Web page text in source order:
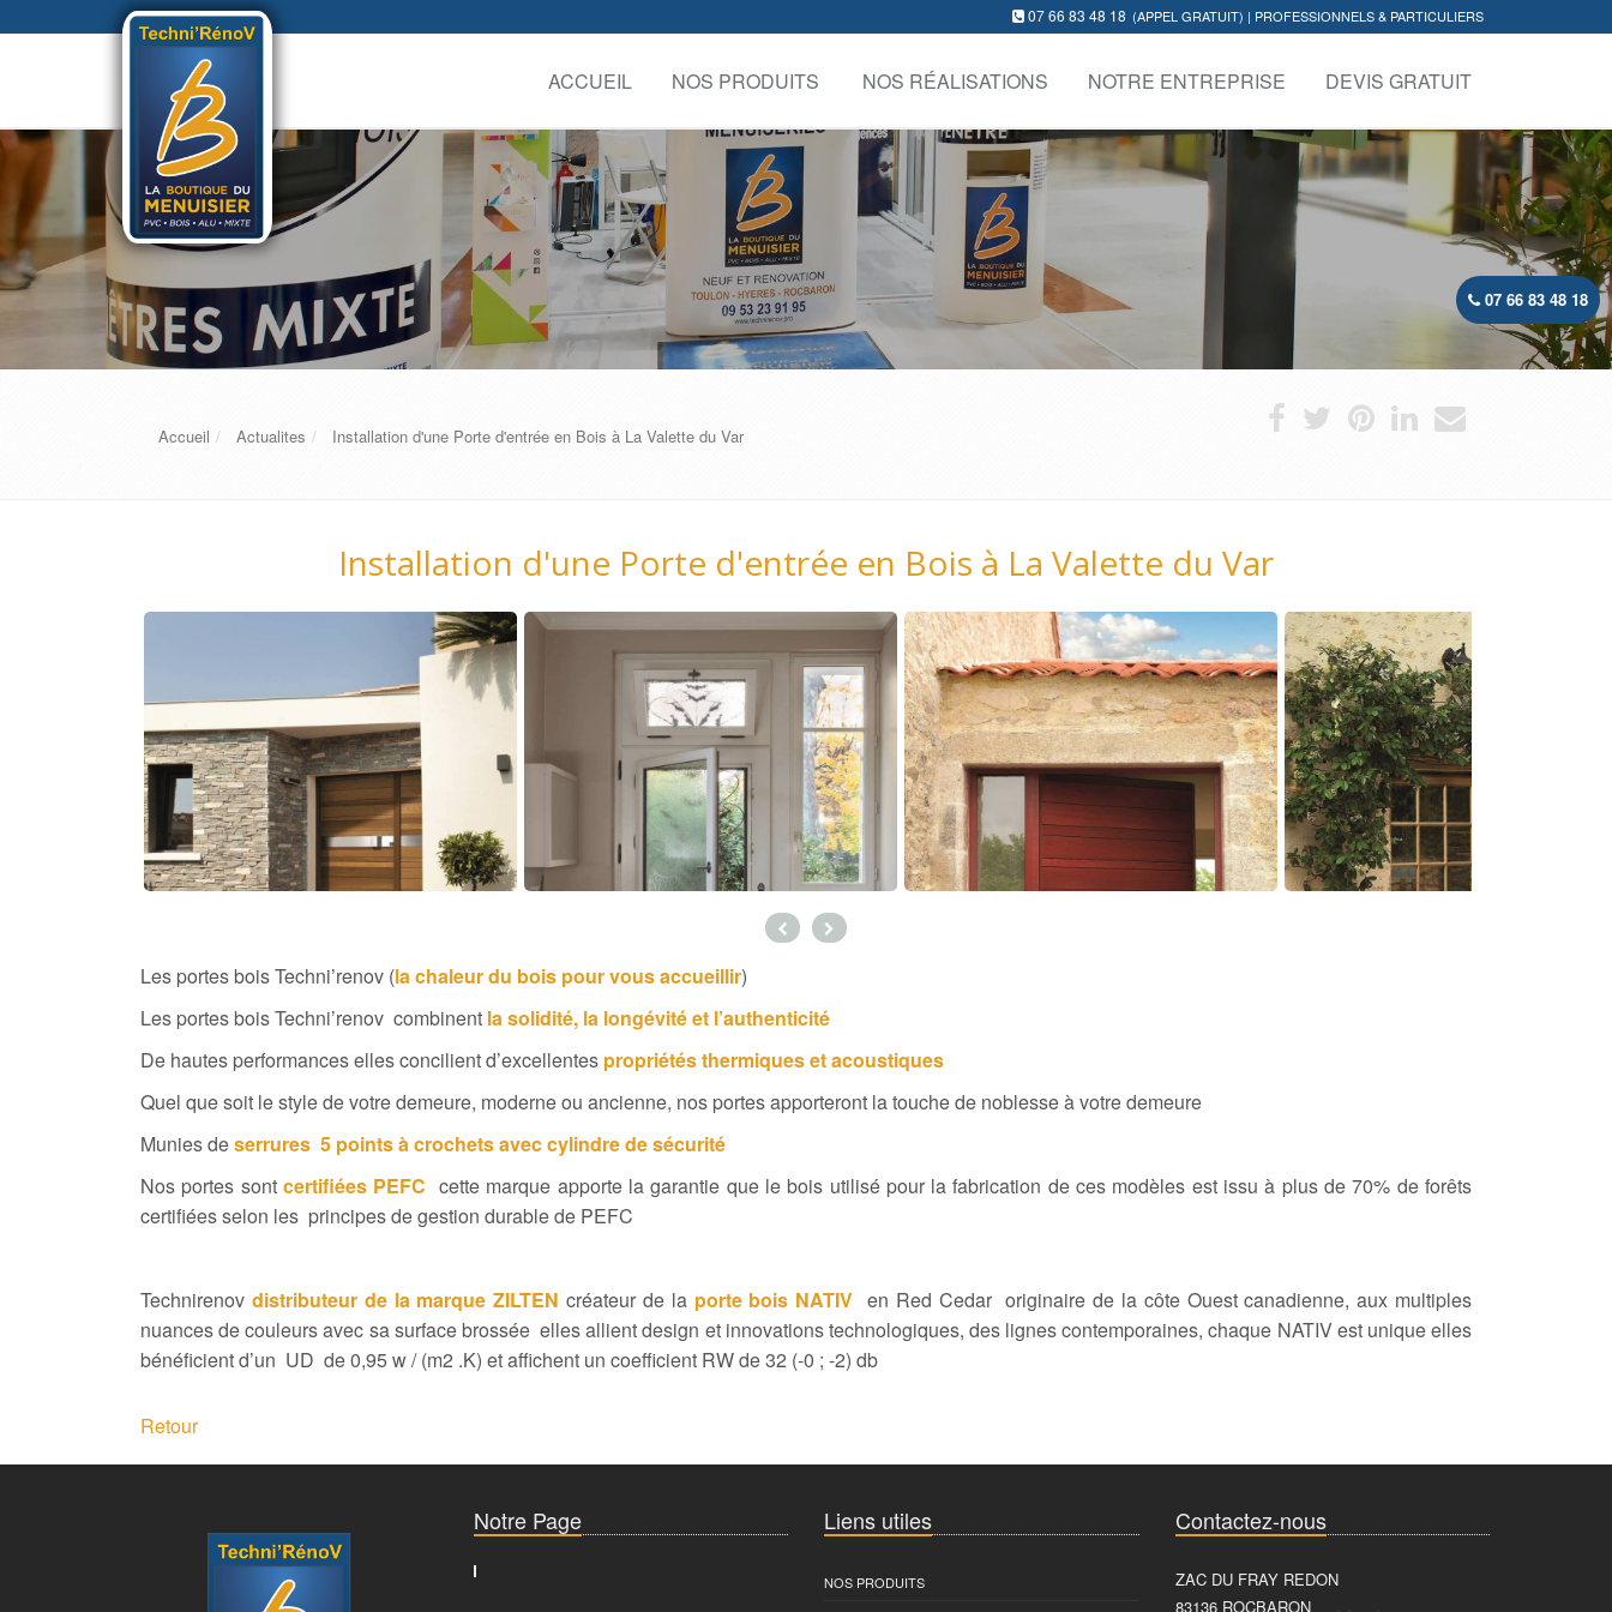
(APPEL GRATUIT) | PROFESSIONNELS & PARTICULIERS
07 66 83 48 18
ACCUEIL NOS PRODUITS NOS RÉALISATIONS NOTRE ENTREPRISE DEVIS GRATUIT
Accueil Actualites Installation d'une Porte d'entrée en Bois à La Valette du Var
Installation d'une Porte d'entrée en Bois à La Valette du Var
Les portes bois Techni’renov (la chaleur du bois pour vous accueillir)
Les portes bois Techni’renov combinent la solidité, la longévité et l’authenticité
De hautes performances elles concilient d’excellentes propriétés thermiques et acoustiques
Quel que soit le style de votre demeure, moderne ou ancienne, nos portes apporteront la touche de noblesse à votre demeure
Munies deserrures 5 points à crochets avec cylindre de sécurité
Nos portes sont certifiées PEFC cette marque apporte la garantie que le bois utilisé pour la fabrication de ces modèles est issu à plus de 70% de forêts
certifiées selon les principes de gestion durable de PEFC
Technirenov distributeur de la marque ZILTEN créateur de la porte bois NATIV en Red Cedar originaire de la côte Ouest canadienne, aux multiples
nuances de couleurs avec sa surface brossée elles allient design et innovations technologiques, des lignes contemporaines, chaque NATIV est unique elles
bénéficient d’un UD de 0,95 w / (m2 .K) et affichent un coefficient RW de 32 (-0 ; -2) db
Retour
Notre Page Liens utiles
NOS PRODUITS
Contactez-nous
ZAC DU FRAY REDON
83136 ROCBARON
07 66 83 48 18